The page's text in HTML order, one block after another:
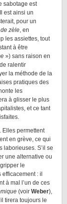
sabotage est
est ainsi un
pour un
zèle, en
les assiettes, tout
à être
») sans raison en
ralentir
la méthode de la
pratiques des
les
à glisser le plus
et ce tant
Elles permettent
en grève, ce qui
laborieuses. S’il se
une alternative ou
le
: il
à mal l’un de ces
(voir Weber),
tirera toujours le